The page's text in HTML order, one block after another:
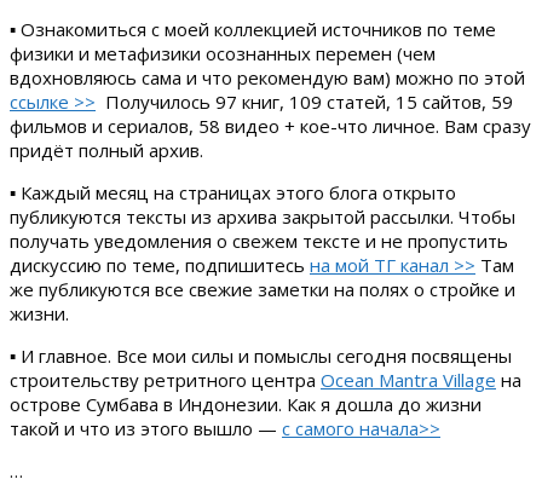
▪ Ознакомиться с моей коллекцией источников по теме
физики и метафизики осознанных перемен (чем
вдохновляюсь сама и что рекомендую вам) можно по этой
ссылке >> Получилось 97 книг, 109 статей, 15 сайтов, 59
фильмов и сериалов, 58 видео + кое-что личное. Вам сразу
придёт полный архив.
▪ Каждый месяц на страницах этого блога открыто
публикуются тексты из архива закрытой рассылки. Чтобы
получать уведомления о свежем тексте и не пропустить
дискуссию по теме, подпишитесь на мой ТГ канал >> Там
же публикуются все свежие заметки на полях о стройке и
жизни.
▪ И главное. Все мои силы и помыслы сегодня посвящены
строительству ретритного центра Ocean Mantra Village на
острове Сумбава в Индонезии. Как я дошла до жизни
такой и что из этого вышло — с самого начала>>
…